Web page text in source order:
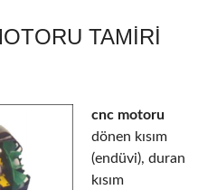
TAMIRI
cnc motoru
dönen kısım
(endüvi), duran
kısım